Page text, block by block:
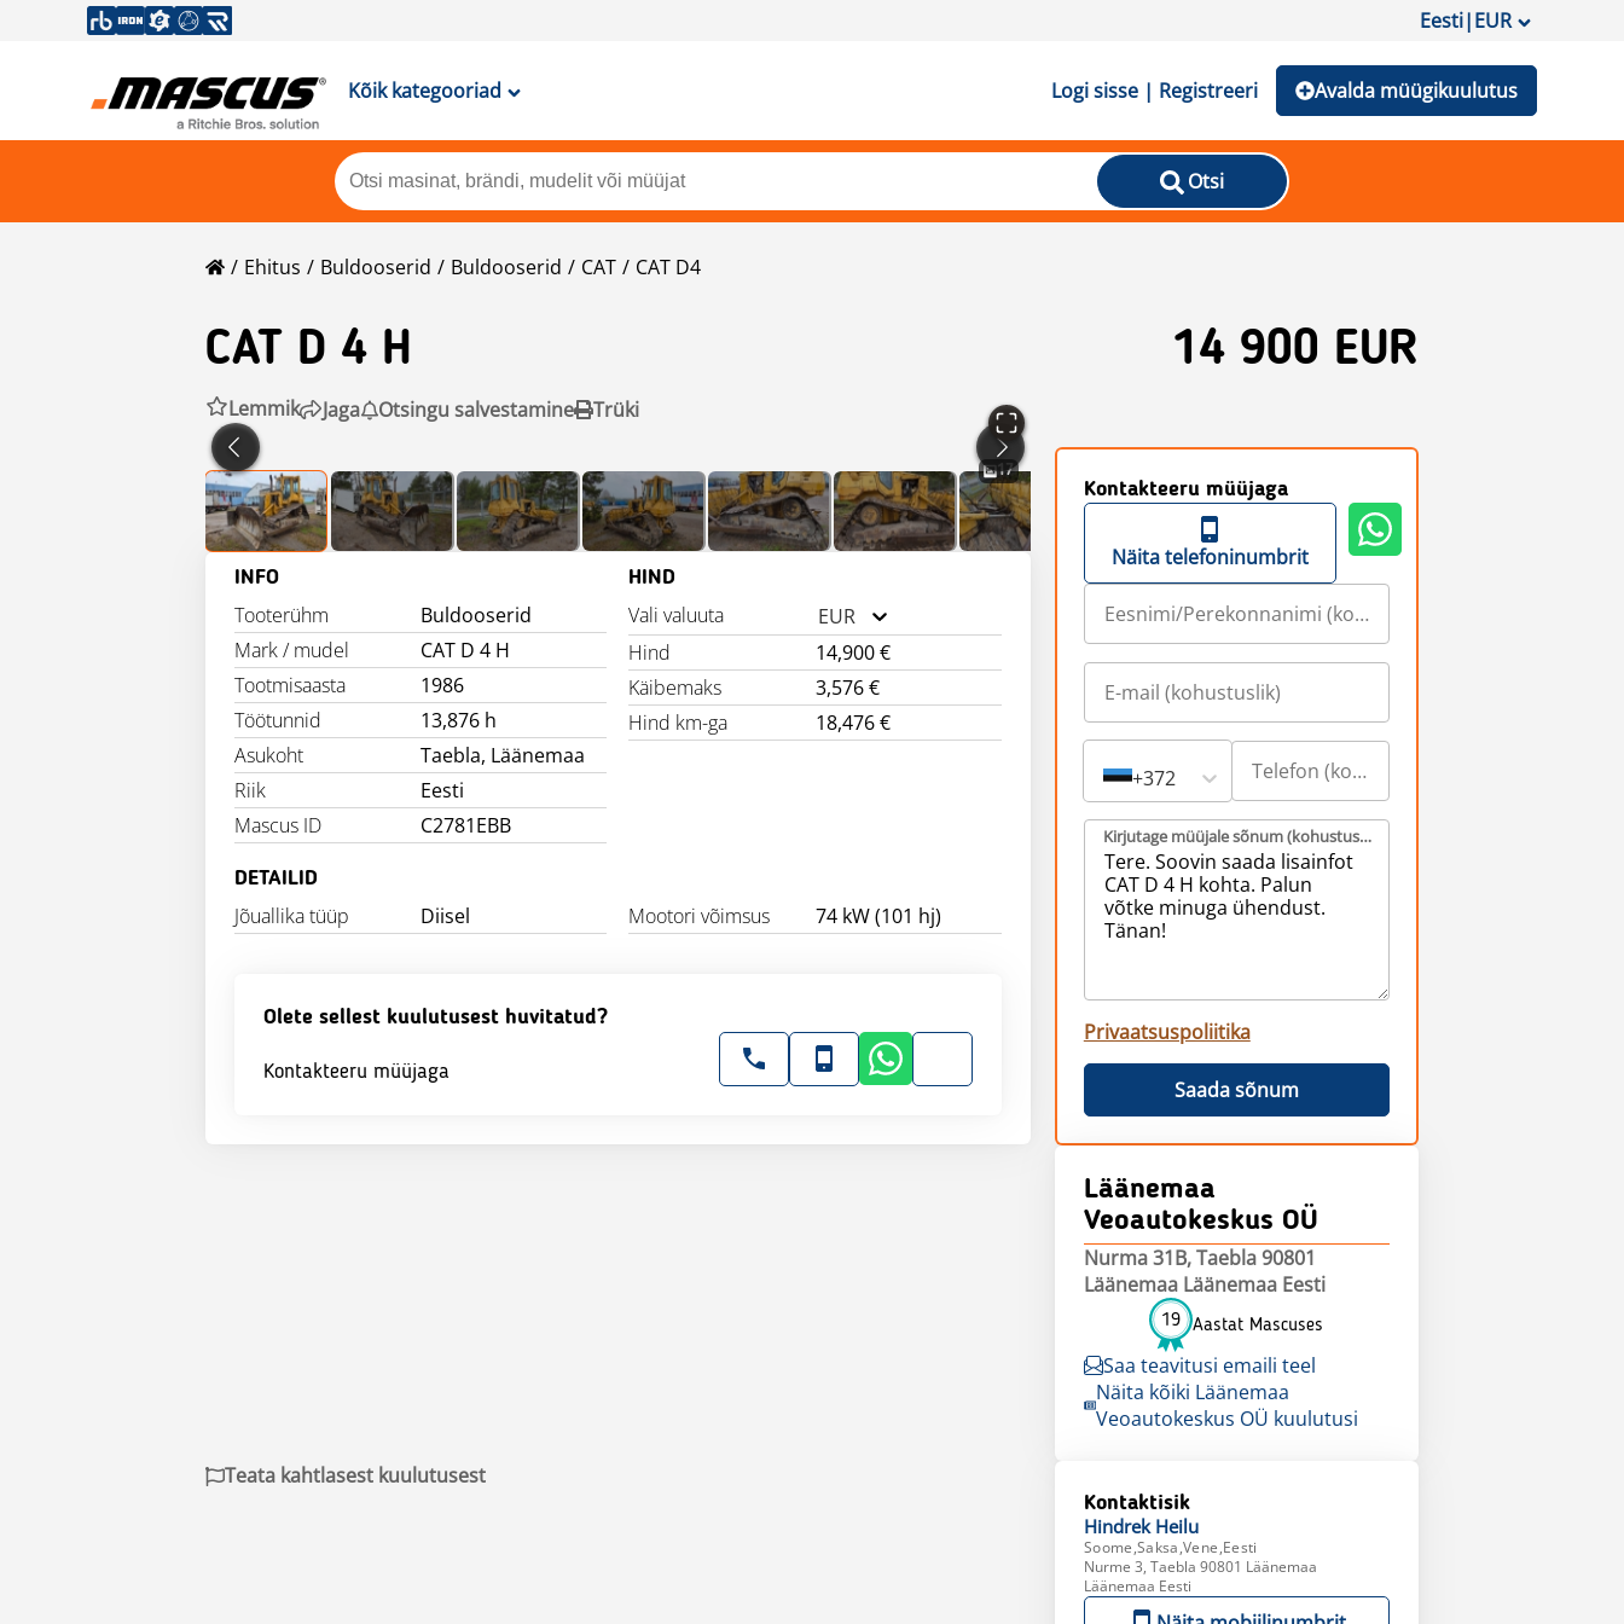
Eesti|EUR
Kõik kategooriad Logi sisse | Registreeri Avalda müügikuulutus
Otsi
Ehitus Buldooserid Buldooserid CAT CAT D4
CAT D 4 H 14 900 EUR
Lemmik Jaga Otsingu salvestamine Trüki
17
INFO
Tooterühm
Buldooserid
Mark / mudel
CAT D 4 H
Tootmisaasta
1986
Töötunnid
13,876 h
Asukoht
Taebla, Läänemaa
Riik
Eesti
Mascus ID
C2781EBB
HIND
Vali valuuta
EUR
Hind
14,900 €
Käibemaks
3,576 €
Hind km-ga
18,476 €
DETAILID
Jõuallika tüüp Diisel Mootori võimsus 74 kW (101 hj)
Olete sellest kuulutusest huvitatud?
Kontakteeru müüjaga
Kontakteeru müüjaga
Näita telefoninumbrit
+372
Kirjutage müüjale sõnum (kohustuslik)
Privaatsuspoliitika
Saada sõnum
Läänemaa
Veoautokeskus OÜ
Nurma 31B, Taebla 90801
Läänemaa Läänemaa Eesti
19 Aastat Mascuses
Saa teavitusi emaili teel
Näita kõiki Läänemaa
Veoautokeskus OÜ kuulutusi
Kontaktisik
Hindrek Heilu
Soome,Saksa,Vene,Eesti
Nurme 3, Taebla 90801 Läänemaa
Läänemaa Eesti
Teata kahtlasest kuulutusest